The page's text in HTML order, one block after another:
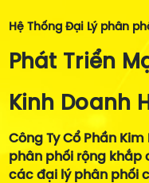
để tận dụng việc có một
người thúc đẩy ngành
lớn trong Nhà Trắng.
Hệ Thống Đại Lý phân
Phát Triển
Kinh Doanh
Công Ty Cổ Phần
phân phối rộng khắp
các đại lý phân phối